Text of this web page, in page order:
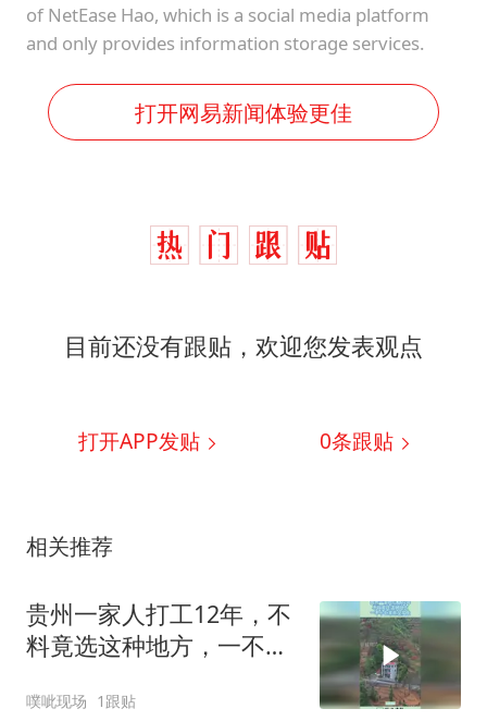
of NetEase Hao, which is a social media platform
and only provides information storage services.
打开网易新闻体验更佳
目前还没有跟贴，欢迎您发表观点
打开APP发贴 0条跟贴
相关推荐
贵州一家人打工12年，不
料竟选这种地方，一不小
噗呲现场 1跟贴